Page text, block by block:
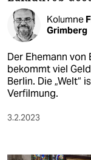
Kolumne
Grimberg
Der Ehemann
bekommt viel
Berlin. Die „Welt“
Verfilmung.
3.2.2023